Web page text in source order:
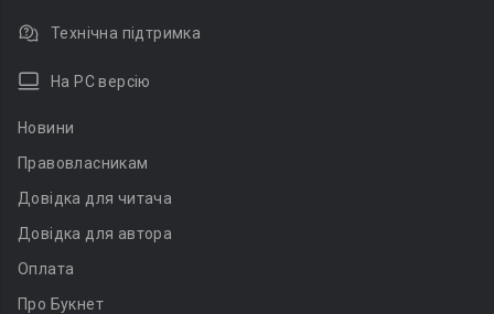
Технічна підтримка
На PC версію
Новини
Правовласникам
Довідка для читача
Довідка для автора
Оплата
Про Букнет